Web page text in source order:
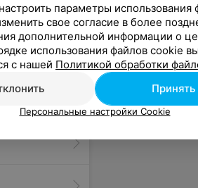
параметры использования
свое согласие в более
дополнительной информации о
использования файлов cookie
с нашей Политикой обработки
Принять
Персональные настройки Cookie